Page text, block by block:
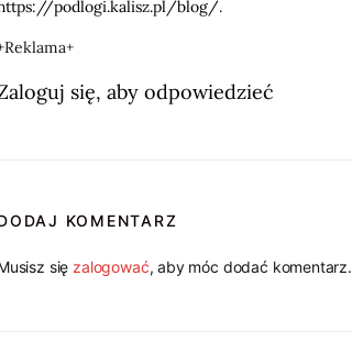
podlogi.kalisz.pl/blog/.
się, aby odpowiedzieć
KOMENTARZ
się zalogować, aby móc dodać komentarz.